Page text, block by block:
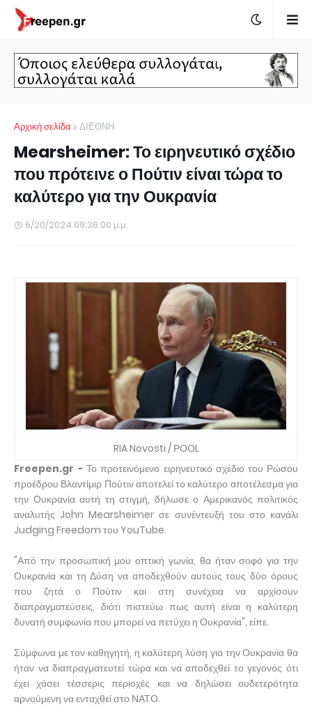
Αρχική σελίδα ΔΙΕΘΝΗ
Mearsheimer: Το ειρηνευτικό σχέδιο
που πρότεινε ο Πούτιν είναι τώρα το
καλύτερο για την Ουκρανία
6/20/2024 09:36:00 μ.μ.
RIA Novosti / ΡΟΟL
Freepen.gr - Το προτεινόμενο ειρηνευτικό σχέδιο του Ρώσου
προέδρου Βλαντίμιρ Πούτιν αποτελεί το καλύτερο αποτέλεσμα για
την Ουκρανία αυτή τη στιγμή, δήλωσε ο Αμερικανός πολιτικός
αναλυτής John Mearsheimer σε συνέντευξή του στο κανάλι
Judging Freedom του YouTube.
"Από την προσωπική μου οπτική γωνία, θα ήταν σοφό για την
Ουκρανία και τη Δύση να αποδεχθούν αυτούς τους δύο όρους
που ζητά ο Πούτιν και στη συνέχεια να αρχίσουν
διαπραγματεύσεις, διότι πιστεύω πως αυτή είναι η καλύτερη
δυνατή συμφωνία που μπορεί να πετύχει η Ουκρανία", είπε.
Σύμφωνα με τον καθηγητή, η καλύτερη λύση για την Ουκρανία θα
ήταν να διαπραγματευτεί τώρα και να αποδεχθεί το γεγονός ότι
έχει χάσει τέσσερις περιοχές και να δηλώσει ουδετερότητα
αρνούμενη να ενταχθεί στο ΝΑΤΟ.